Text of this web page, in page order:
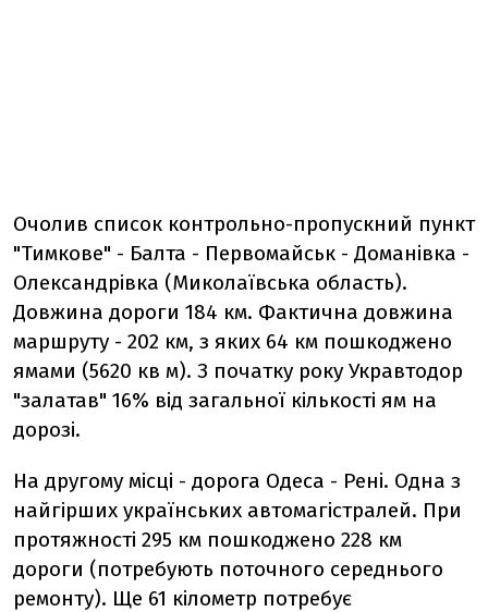
Очолив список контрольно-пропускний пункт
"Тимкове" - Балта - Первомайськ - Доманівка -
Олександрівка (Миколаївська область).
Довжина дороги 184 км. Фактична довжина
маршруту - 202 км, з яких 64 км пошкоджено
ямами (5620 кв м). З початку року Укравтодор
"залатав" 16% від загальної кількості ям на
дорозі.
На другому місці - дорога Одеса - Рені. Одна з
найгірших українських автомагістралей. При
протяжності 295 км пошкоджено 228 км
дороги (потребують поточного середнього
ремонту). Ще 61 кілометр потребує